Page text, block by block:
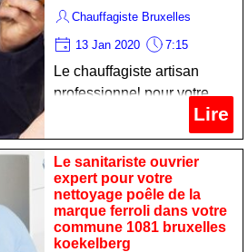
Chauffagiste Bruxelles
13 Jan 2020 7:15
Le chauffagiste artisan
professionnel pour votre
maintenance boiler de la
marque oertli dans votre
commune 1081 bruxelles
koekelberg
Lire
Le sanitariste ouvrier
expert pour votre
nettoyage poêle de la
marque ferroli dans votre
commune 1081 bruxelles
koekelberg